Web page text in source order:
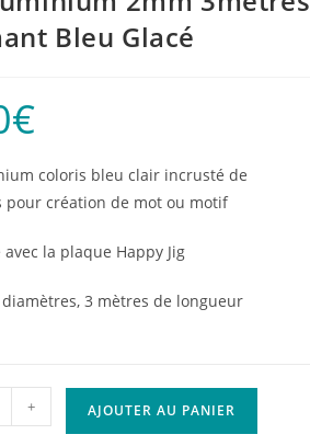
Bleu Glacé
€
coloris bleu clair incrusté de
pour création de mot ou motif
la plaque Happy Jig
3 mètres de longueur
+ AJOUTER AU PANIER